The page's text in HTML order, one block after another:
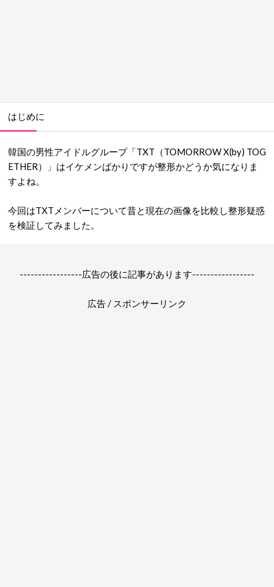
はじめに
韓国の男性アイドルグループ「TXT（TOMORROW X(by) TOG
ETHER）」はイケメンばかりですが整形かどうか気になりま
すよね。
今回はTXTメンバーについて昔と現在の画像を比較し整形疑惑
を検証してみました。
-----------------広告の後に記事があります-----------------
広告 / スポンサーリンク